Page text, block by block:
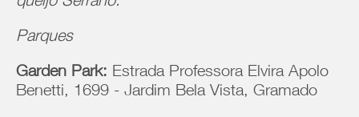
Parques
Garden Park: Estrada Professora Elvira Apolo
Benetti, 1699 - Jardim Bela Vista, Gramado